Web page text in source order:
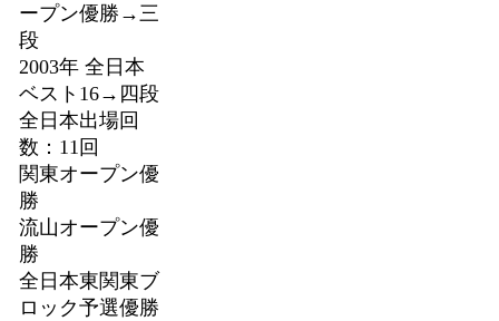
ープン優勝→三
段
2003年 全日本
ベスト16→四段
全日本出場回
数：11回
関東オープン優
勝
流山オープン優
勝
全日本東関東ブ
ロック予選優勝